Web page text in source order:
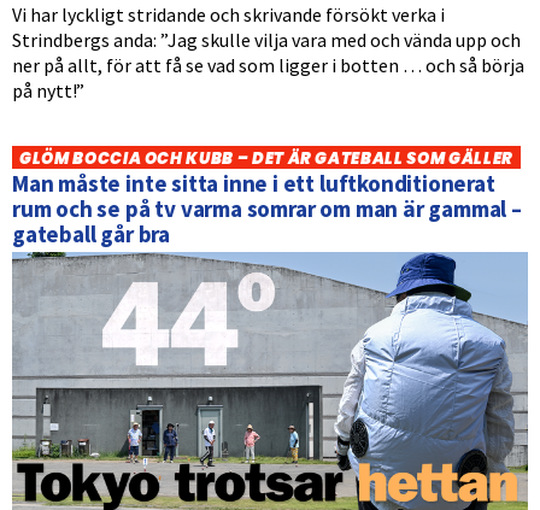
Vi har lyckligt stridande och skrivande försökt verka i
Strindbergs anda: ”Jag skulle vilja vara med och vända upp och
ner på allt, för att få se vad som ligger i botten … och så börja
på nytt!”
GLÖM BOCCIA OCH KUBB – DET ÄR GATEBALL SOM GÄLLER
Man måste inte sitta inne i ett luftkonditionerat
rum och se på tv varma somrar om man är gammal –
gateball går bra